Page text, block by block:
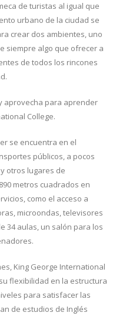
de turistas al igual que
urbano de la ciudad se
crear dos ambientes, uno
siempre algo que ofrecer a
de todos los rincones
aprovecha para aprender
College.
se encuentra en el
públicos, a pocos
otros lugares de
metros cuadrados en
como el acceso a
microondas, televisores
34 aulas, un salón para los
King George International
flexibilidad en la estructura
para satisfacer las
de estudios de Inglés